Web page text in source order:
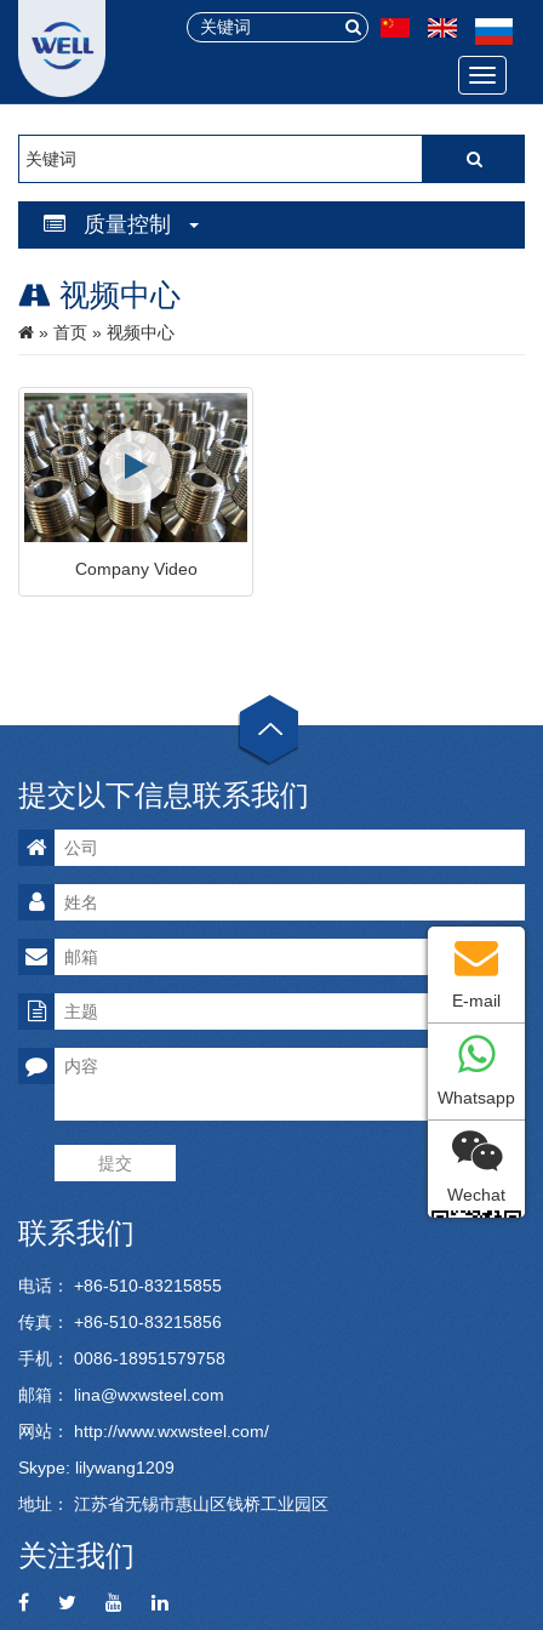
Menu
质量控制
视频中心
» 首页 » 视频中心
Company Video
提交以下信息联系我们
提交
联系我们
电话： +86-510-83215855
传真： +86-510-83215856
手机： 0086-18951579758
邮箱： lina@wxwsteel.com
网站： http://www.wxwsteel.com/
Skype: lilywang1209
地址： 江苏省无锡市惠山区钱桥工业园区
关注我们
E-mail
Whatsapp
Wechat